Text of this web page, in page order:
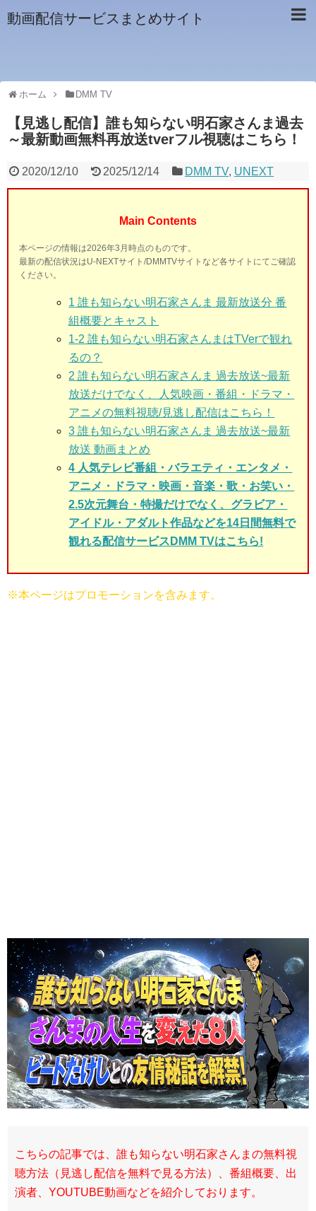
動画配信サービスまとめサイト
ホーム DMM TV
【見逃し配信】誰も知らない明石家さんま過去
～最新動画無料再放送tverフル視聴はこちら！
2020/12/10 2025/12/14 DMM TV, UNEXT
Main Contents
本ページの情報は2026年3月時点のものです。
最新の配信状況はU-NEXTサイト/DMMTVサイトなど各サイトにてご確認
ください。
1 誰も知らない明石家さんま 最新放送分 番
組概要とキャスト
1-2 誰も知らない明石家さんまはTVerで観れ
るの？
2 誰も知らない明石家さんま 過去放送~最新
放送だけでなく、人気映画・番組・ドラマ・
アニメの無料視聴/見逃し配信はこちら！
3 誰も知らない明石家さんま 過去放送~最新
放送 動画まとめ
4 人気テレビ番組・バラエティ・エンタメ・
アニメ・ドラマ・映画・音楽・歌・お笑い・
2.5次元舞台・特撮だけでなく、グラビア・
アイドル・アダルト作品などを14日間無料で
観れる配信サービスDMM TVはこちら!
※本ページはプロモーションを含みます。
こちらの記事では、誰も知らない明石家さんまの無料視
聴方法（見逃し配信を無料で見る方法）、番組概要、出
演者、YOUTUBE動画などを紹介しております。